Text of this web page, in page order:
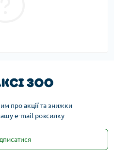
про акції та знижки
e-mail розсилку